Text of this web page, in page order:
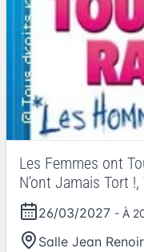
Les Femmes ont
N'ont Jamais Tort !,
26/03/2027 - À
Salle Jean Renoir